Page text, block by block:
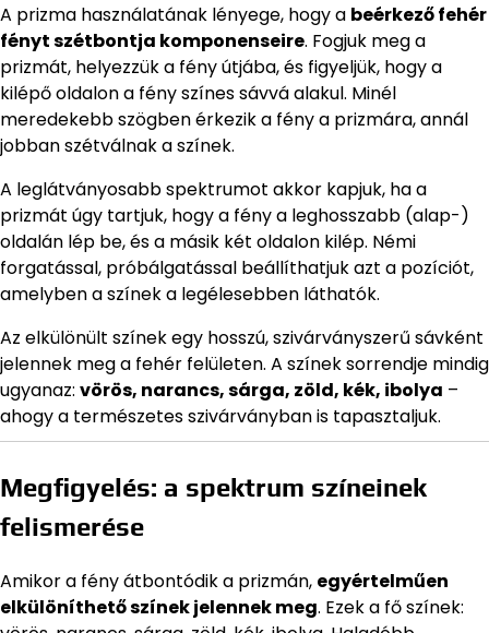
A prizma használatának lényege, hogy a beérkező fehér
fényt szétbontja komponenseire. Fogjuk meg a
prizmát, helyezzük a fény útjába, és figyeljük, hogy a
kilépő oldalon a fény színes sávvá alakul. Minél
meredekebb szögben érkezik a fény a prizmára, annál
jobban szétválnak a színek.
A leglátványosabb spektrumot akkor kapjuk, ha a
prizmát úgy tartjuk, hogy a fény a leghosszabb (alap-)
oldalán lép be, és a másik két oldalon kilép. Némi
forgatással, próbálgatással beállíthatjuk azt a pozíciót,
amelyben a színek a legélesebben láthatók.
Az elkülönült színek egy hosszú, szivárványszerű sávként
jelennek meg a fehér felületen. A színek sorrendje mindig
ugyanaz: vörös, narancs, sárga, zöld, kék, ibolya –
ahogy a természetes szivárványban is tapasztaljuk.
Megfigyelés: a spektrum színeinek
felismerése
Amikor a fény átbontódik a prizmán, egyértelműen
elkülöníthető színek jelennek meg. Ezek a fő színek: